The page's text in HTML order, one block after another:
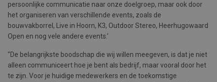
persoonlijke communicatie naar onze doelgroep, maar ook door
het organiseren van verschillende events, zoals de
bouwvakborrel, Live in Hoorn, K3, Outdoor Stereo, Heerhugowaard
Open en nog vele andere events.’
"De belangrijkste boodschap die wij willen meegeven, is dat je niet
alleen communiceert hoe je bent als bedrijf, maar vooral door het
te zijn. Voor je huidige medewerkers en de toekomstige